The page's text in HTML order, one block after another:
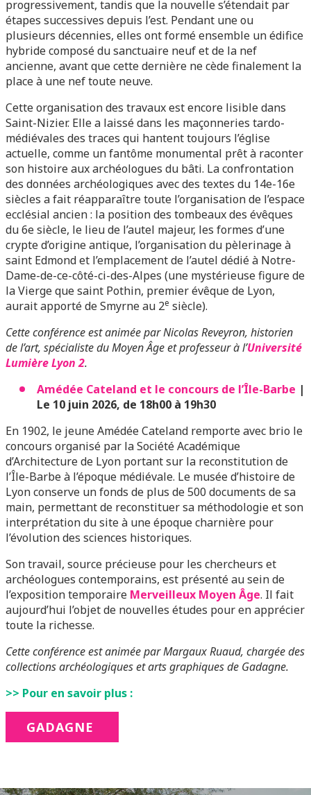
progressivement, tandis que la nouvelle s’étendait par
étapes successives depuis l’est. Pendant une ou
plusieurs décennies, elles ont formé ensemble un édifice
hybride composé du sanctuaire neuf et de la nef
ancienne, avant que cette dernière ne cède finalement la
place à une nef toute neuve.
Cette organisation des travaux est encore lisible dans
Saint-Nizier. Elle a laissé dans les maçonneries tardo-
médiévales des traces qui hantent toujours l’église
actuelle, comme un fantôme monumental prêt à raconter
son histoire aux archéologues du bâti. La confrontation
des données archéologiques avec des textes du 14e-16e
siècles a fait réapparaître toute l’organisation de l’espace
ecclésial ancien : la position des tombeaux des évêques
du 6e siècle, le lieu de l’autel majeur, les formes d’une
crypte d’origine antique, l’organisation du pèlerinage à
saint Edmond et l’emplacement de l’autel dédié à Notre-
Dame-de-ce-côté-ci-des-Alpes (une mystérieuse figure de
la Vierge que saint Pothin, premier évêque de Lyon,
aurait apporté de Smyrne au 2e siècle).
Cette conférence est animée par Nicolas Reveyron, historien
de l’art, spécialiste du Moyen Âge et professeur à l’Université
Lumière Lyon 2.
Amédée Cateland et le concours de l’Île-Barbe |
Le 10 juin 2026, de 18h00 à 19h30
En 1902, le jeune Amédée Cateland remporte avec brio le
concours organisé par la Société Académique
d’Architecture de Lyon portant sur la reconstitution de
l’Île-Barbe à l’époque médiévale. Le musée d’histoire de
Lyon conserve un fonds de plus de 500 documents de sa
main, permettant de reconstituer sa méthodologie et son
interprétation du site à une époque charnière pour
l’évolution des sciences historiques.
Son travail, source précieuse pour les chercheurs et
archéologues contemporains, est présenté au sein de
l’exposition temporaire Merveilleux Moyen Âge. Il fait
aujourd’hui l’objet de nouvelles études pour en apprécier
toute la richesse.
Cette conférence est animée par Margaux Ruaud, chargée des
collections archéologiques et arts graphiques de Gadagne.
>> Pour en savoir plus :
GADAGNE